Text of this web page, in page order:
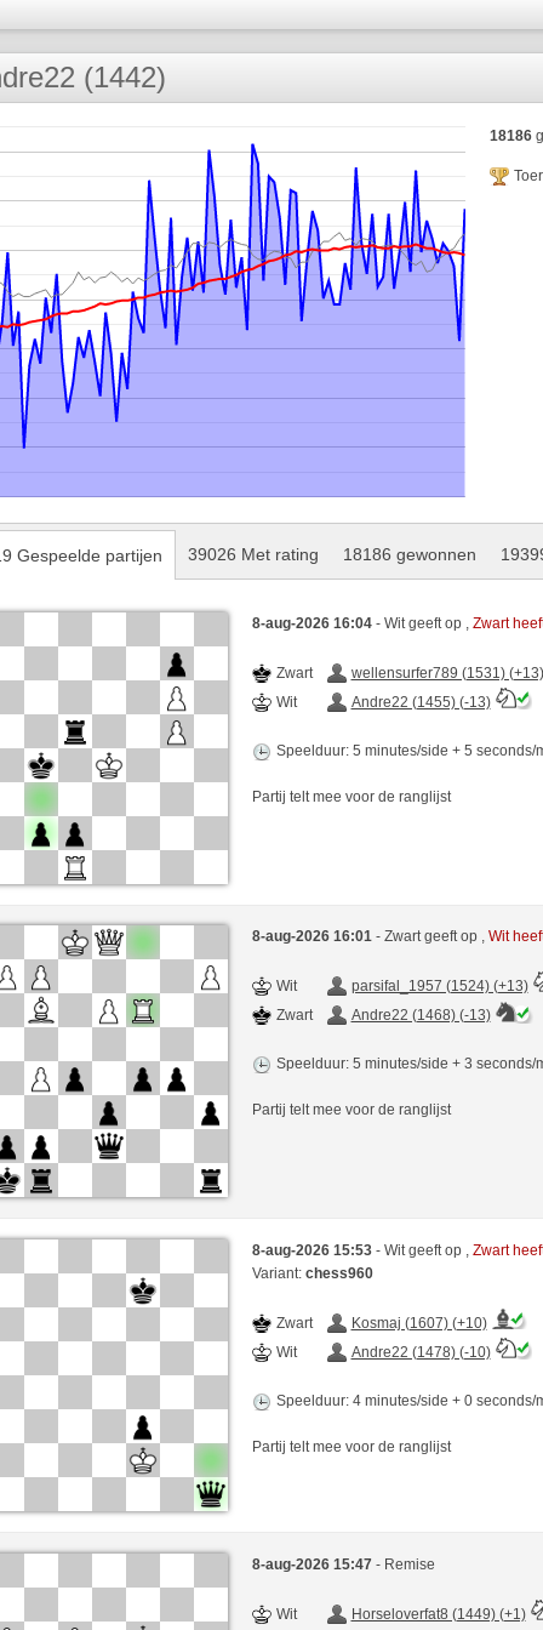
(1442)
18186
Gespeelde partijen 39026 Met rating 18186 gewonnen
8-aug-2026 16:04 - Wit geeft op , Zwart
Zwart
wellensurfer789 (1531) (+13)
Wit
Andre22 (1455) (-13)
Speelduur: 5 minutes/side + 5 seconds/
Partij telt mee voor de ranglijst
8-aug-2026 16:01 - Zwart geeft op , Wit
Wit
parsifal_1957 (1524) (+13)
Zwart
Andre22 (1468) (-13)
Speelduur: 5 minutes/side + 3 seconds/
Partij telt mee voor de ranglijst
8-aug-2026 15:53 - Wit geeft op , Zwart
Variant: chess960
Zwart
Kosmaj (1607) (+10)
Wit
Andre22 (1478) (-10)
Speelduur: 4 minutes/side + 0 seconds/
Partij telt mee voor de ranglijst
8-aug-2026 15:47 - Remise
Wit Horseloverfat8 (1449) (+1)